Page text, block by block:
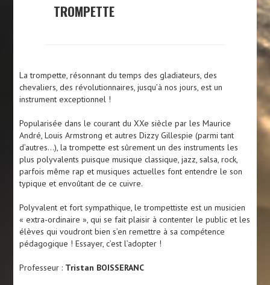
TROMPETTE
La trompette, résonnant du temps des gladiateurs, des
chevaliers, des révolutionnaires, jusqu’à nos jours, est un
instrument exceptionnel !
Popularisée dans le courant du XXe siècle par les Maurice
André, Louis Armstrong et autres Dizzy Gillespie (parmi tant
d’autres…), la trompette est sûrement un des instruments les
plus polyvalents puisque musique classique, jazz, salsa, rock,
parfois même rap et musiques actuelles font entendre le son
typique et envoûtant de ce cuivre.
Polyvalent et fort sympathique, le trompettiste est un musicien
« extra-ordinaire », qui se fait plaisir à contenter le public et les
élèves qui voudront bien s’en remettre à sa compétence
pédagogique ! Essayer, c’est l’adopter !
Professeur : Tristan BOISSERANC